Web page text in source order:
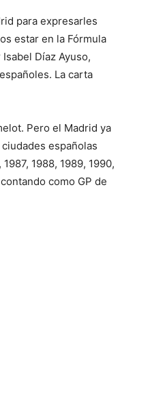
para expresarles
estar en la Fórmula
Díaz Ayuso,
La carta
Pero el Madrid ya
españolas
1988, 1989, 1990,
como GP de